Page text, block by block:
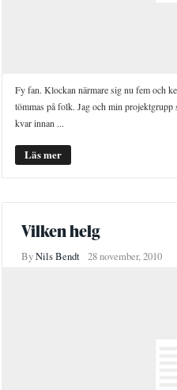
Fy fan. Klockan närmare sig nu fem och
tömmas på folk. Jag och min
kvar innan ...
Läs mer
Vilken helg
ByNils Bendt 28 november, 2010